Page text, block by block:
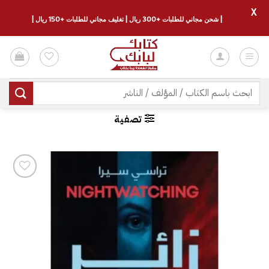
للمحتوى
البحث
عن:
تصفية
| شحن مجاني للطلبات +300 ريال | تغليف مجاني للطلبات +150 ريال |
X